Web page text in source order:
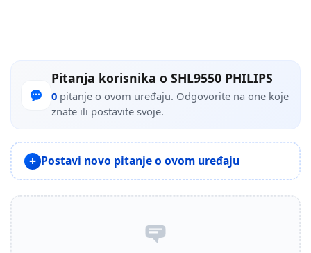
Pitanja korisnika o SHL9550 PHILIPS
0 pitanje o ovom uređaju. Odgovorite na one koje
znate ili postavite svoje.
Postavi novo pitanje o ovom uređaju